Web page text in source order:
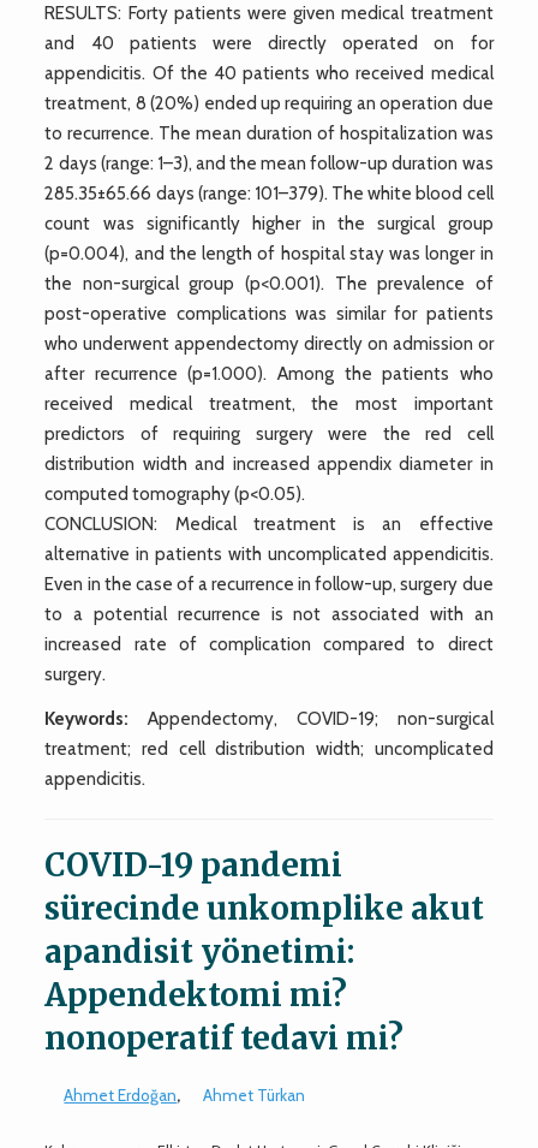
RESULTS: Forty patients were given medical treatment
and 40 patients were directly operated on for
appendicitis. Of the 40 patients who received medical
treatment, 8 (20%) ended up requiring an operation due
to recurrence. The mean duration of hospitalization was
2 days (range: 1–3), and the mean follow-up duration was
285.35±65.66 days (range: 101–379). The white blood cell
count was significantly higher in the surgical group
(p=0.004), and the length of hospital stay was longer in
the non-surgical group (p<0.001). The prevalence of
post-operative complications was similar for patients
who underwent appendectomy directly on admission or
after recurrence (p=1.000). Among the patients who
received medical treatment, the most important
predictors of requiring surgery were the red cell
distribution width and increased appendix diameter in
computed tomography (p<0.05).
CONCLUSION: Medical treatment is an effective
alternative in patients with uncomplicated appendicitis.
Even in the case of a recurrence in follow-up, surgery due
to a potential recurrence is not associated with an
increased rate of complication compared to direct
surgery.
Keywords: Appendectomy, COVID-19; non-surgical
treatment; red cell distribution width; uncomplicated
appendicitis.
COVID-19 pandemi
sürecinde unkomplike akut
apandisit yönetimi:
Appendektomi mi?
nonoperatif tedavi mi?
Ahmet Erdoğan, Ahmet Türkan